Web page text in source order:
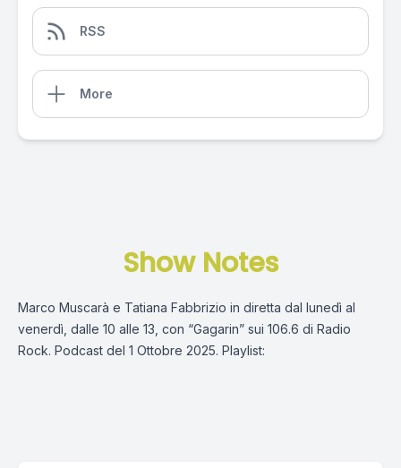
RSS
More
Show Notes
Marco Muscarà e Tatiana Fabbrizio in diretta dal lunedì al
venerdì, dalle 10 alle 13, con “Gagarin” sui 106.6 di Radio
Rock. Podcast del 1 Ottobre 2025. Playlist: